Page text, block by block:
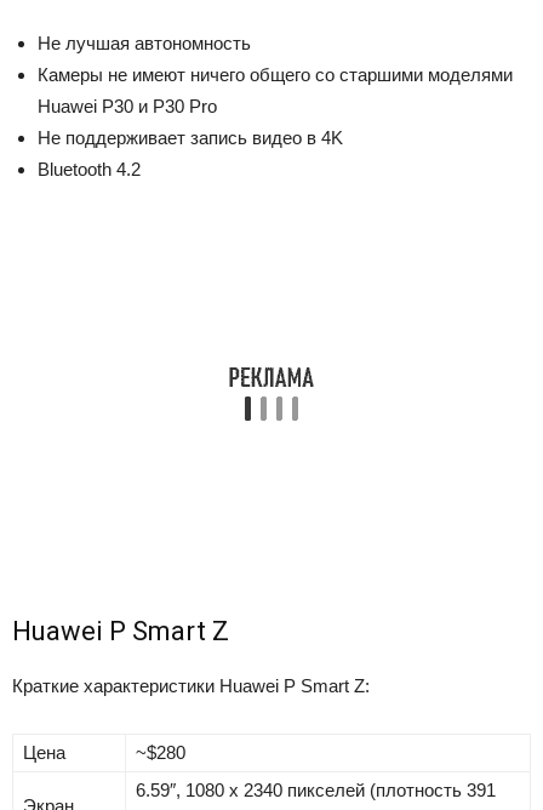
Не лучшая автономность
Камеры не имеют ничего общего со старшими моделями
Huawei P30 и P30 Pro
Не поддерживает запись видео в 4K
Bluetooth 4.2
Huawei P Smart Z
Краткие характеристики Huawei P Smart Z:
Цена ~$280
Экран
6.59″, 1080 x 2340 пикселей (плотность 391